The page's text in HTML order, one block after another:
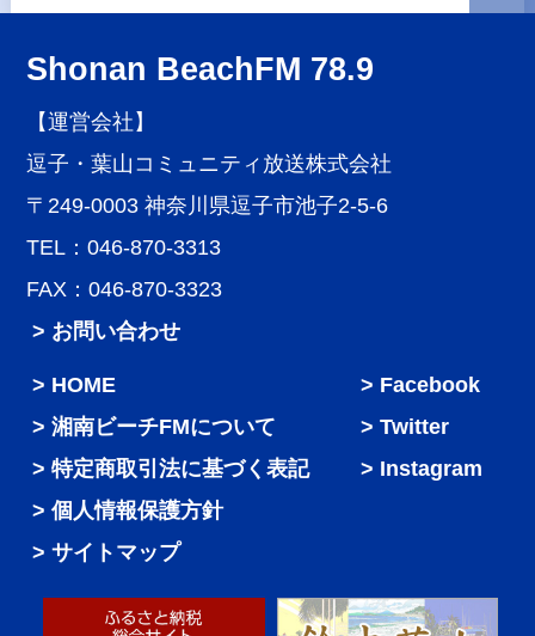
Shonan BeachFM 78.9
【運営会社】
逗子・葉山コミュニティ放送株式会社
〒249-0003 神奈川県逗子市池子2-5-6
TEL：046-870-3313
FAX：046-870-3323
> お問い合わせ
HOME
湘南ビーチFMについて
特定商取引法に基づく表記
個人情報保護方針
サイトマップ
Facebook
Twitter
Instagram